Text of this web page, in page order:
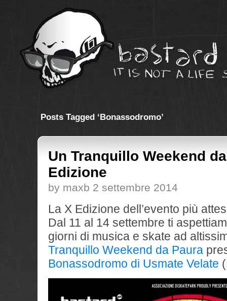
Posts Tagged ‘Bonassodromo’
Un Tranquillo Weekend
Edizione
by maxb 2 settembre 2014
La X Edizione dell’evento più
Dal 11 al 14 settembre ti
giorni di musica e skate ad
Tranquillo Weekend da Paura
Bonassodromo di Usmate Velate